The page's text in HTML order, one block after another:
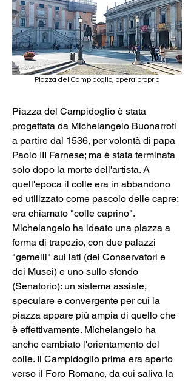
Piazza del Campidoglio, opera propria
Piazza del Campidoglio è stata
progettata da Michelangelo Buonarroti
a partire dal 1536, per volontà di papa
Paolo III Farnese; ma è stata terminata
solo dopo la morte dell'artista. A
quell'epoca il colle era in abbandono
ed utilizzato come pascolo delle capre:
era chiamato "colle caprino".
Michelangelo ha ideato una piazza a
forma di trapezio, con due palazzi
"gemelli" sui lati (dei Conservatori e
dei Musei) e uno sullo sfondo
(Senatorio): un sistema assiale,
speculare e convergente per cui la
piazza appare più ampia di quello che
è effettivamente. Michelangelo ha
anche cambiato l'orientamento del
colle. Il Campidoglio prima era aperto
verso il Foro Romano, da cui saliva la